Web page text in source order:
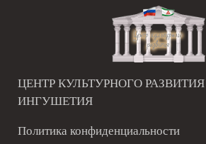
ЦЕНТР КУЛЬТУРНОГО
ИНГУШЕТИЯ
Политика конфиденциальности